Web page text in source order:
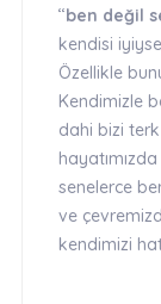
‘‘ben değil
kendisi
Özellikle
Kendimizle
dahi bizi
senelerce
ve
kendimizi